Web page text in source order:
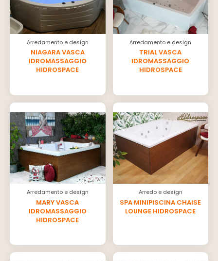
Arredamento e design
NIAGARA VASCA
IDROMASSAGGIO
HIDROSPACE
Arredamento e design
TRIAL VASCA
IDROMASSAGGIO
HIDROSPACE
Arredamento e design
MARY VASCA
IDROMASSAGGIO
HIDROSPACE
Arredo e design
SPA MINIPISCINA CHAISE
LOUNGE HIDROSPACE